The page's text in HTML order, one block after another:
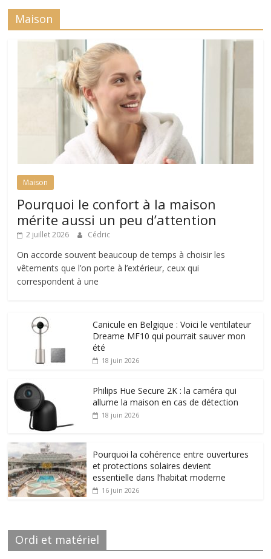
Maison
Maison
Pourquoi le confort à la maison
mérite aussi un peu d’attention
2 juillet 2026 Cédric
On accorde souvent beaucoup de temps à choisir les
vêtements que l’on porte à l’extérieur, ceux qui
correspondent à une
Canicule en Belgique : Voici le ventilateur
Dreame MF10 qui pourrait sauver mon
été
18 juin 2026
Philips Hue Secure 2K : la caméra qui
allume la maison en cas de détection
18 juin 2026
Pourquoi la cohérence entre ouvertures
et protections solaires devient
essentielle dans l’habitat moderne
16 juin 2026
Ordi et matériel